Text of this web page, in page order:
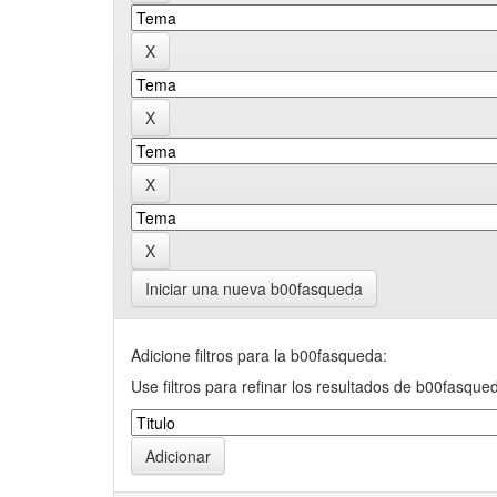
Iniciar una nueva b00fasqueda
Adicione filtros para la b00fasqueda:
Use filtros para refinar los resultados de